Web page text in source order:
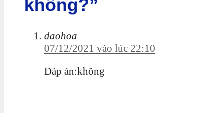
không?”
daohoa
07/12/2021 vào lúc 22:10
Đáp án:không